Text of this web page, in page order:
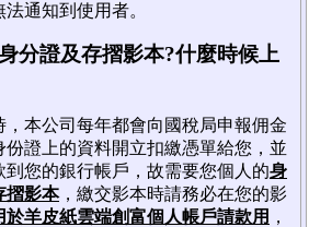
通知到使用者。
分證及存摺影本?什麼時候上
本公司每年都會向國稅局申報佣金
證上的資料開立扣繳憑單給您，並
您的銀行帳戶，故需要您個人的身
摺影本，繳交影本時請務必在您的影
於羊皮紙雲端創富個人帳戶請款用 ，